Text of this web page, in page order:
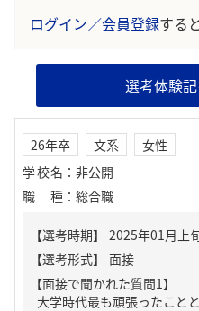
ログイン／会員登録する
選考体験
26年卒 文系
女性
学校名 ： 非公開
職種 ： 総合職
【面接で聞かれた質問1】
大学時代最も頑張ったこと